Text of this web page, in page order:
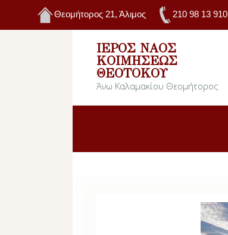
Θεομήτορος 21, Άλιμος 210 98 13 910
ΙΕΡΌΣ ΝΑΌΣ
ΚΟΙΜΉΣΕΩΣ
ΘΕΟΤΌΚΟΥ
Άνω Καλαμακίου Θεομήτορος